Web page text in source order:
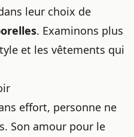
leur choix de
. Examinons plus
et les vêtements qui
effort, personne ne
Son amour pour le